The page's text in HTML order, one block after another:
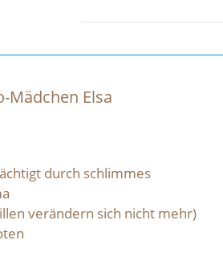
Mädchen Elsa
durch schlimmes
verändern sich nicht mehr)